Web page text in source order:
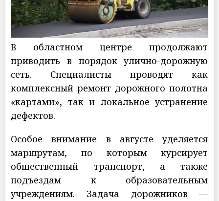
В областном центре продолжают
приводить в порядок улично-дорожную
сеть. Специалисты проводят как
комплексный ремонт дорожного полотна
«картами», так и локальное устранение
дефектов.
Особое внимание в августе уделяется
маршрутам, по которым курсирует
общественный транспорт, а также
подъездам к образовательным
учреждениям. Задача дорожников —